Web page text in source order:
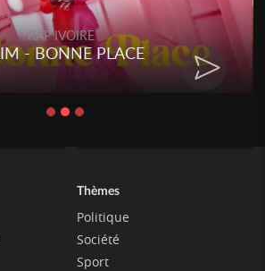
RAP IVOIRE
- BONNE PLACE
Thèmes
Politique
Société
Sport